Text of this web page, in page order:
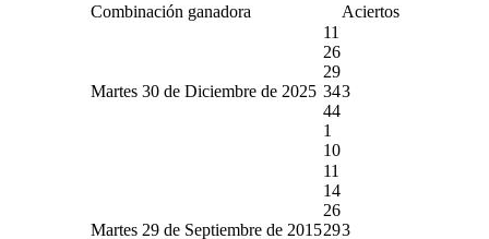
Combinación ganadora Aciertos
Martes 30 de Diciembre de 2025
11
26
29
34
44
1
10
3
Martes 29 de Septiembre de 2015
11
14
26
293